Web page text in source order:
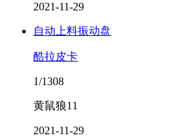
2021-11-29
自动上料振动盘
酷拉皮卡
1/1308
黄鼠狼11
2021-11-29